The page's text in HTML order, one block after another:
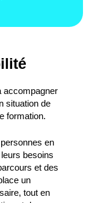
accompagner
situation de
formation.
en
besoins
et des
un
tout en